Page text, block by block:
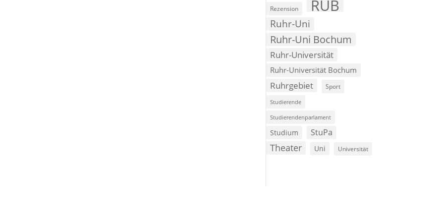
Rezension RUB
Ruhr-Uni
Ruhr-Uni Bochum
Ruhr-Universität
Ruhr-Universität Bochum
Ruhrgebiet Sport
Studierende
Studierendenparlament
Studium StuPa
Theater Uni Universität